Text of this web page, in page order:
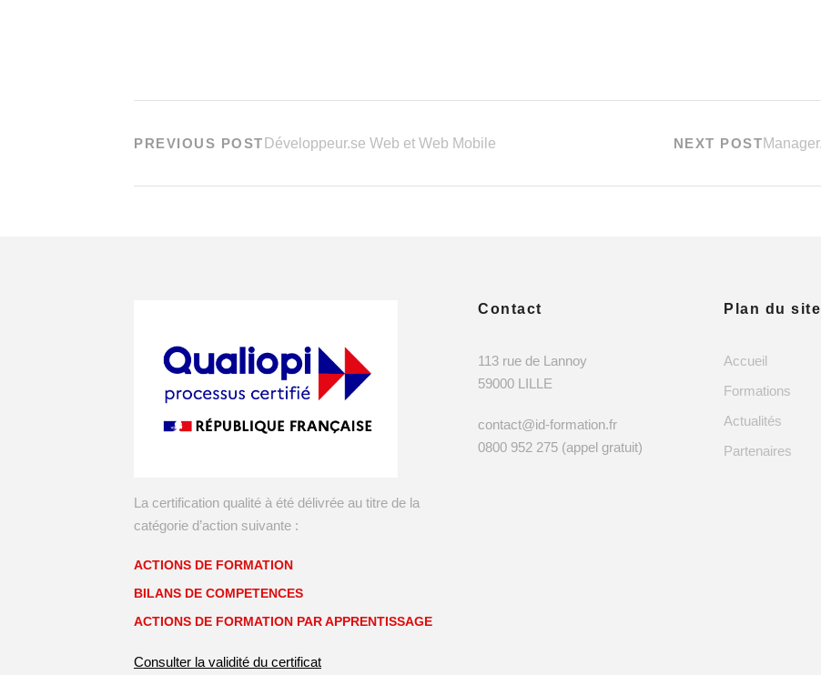
PREVIOUS POST Développeur.se Web et Web Mobile NEXT POST
La certification qualité à été délivrée au titre de la
catégorie d’action suivante :
ACTIONS DE FORMATION
BILANS DE COMPETENCES
ACTIONS DE FORMATION PAR APPRENTISSAGE
Consulter la validité du certificat
Contact
113 rue de Lannoy
59000 LILLE
contact@id-formation.fr
0800 952 275 (appel gratuit)
Plan du site
Accueil
Formations
Actualités
Partenaires